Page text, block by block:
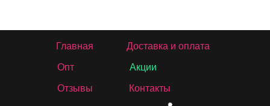
Главная Доставка и оплата
Опт
Отзывы
Акции
Контакты